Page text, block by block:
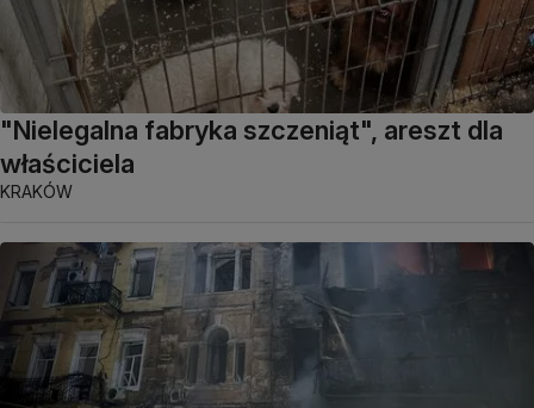
"Nielegalna fabryka szczeniąt", areszt dla
właściciela
KRAKÓW